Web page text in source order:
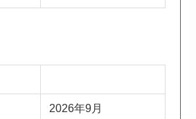
2026年9月